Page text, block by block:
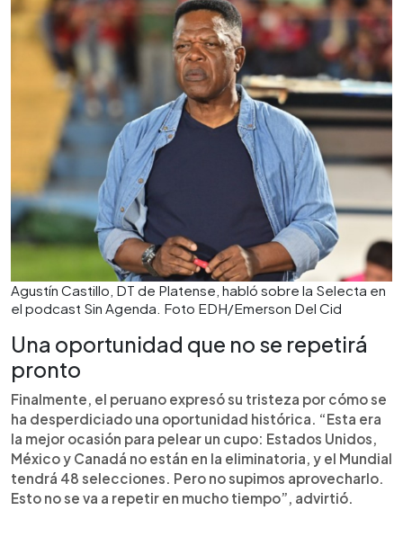
Agustín Castillo, DT de Platense, habló sobre la Selecta en
el podcast Sin Agenda. Foto EDH/Emerson Del Cid
Una oportunidad que no se repetirá
pronto
Finalmente, el peruano expresó su tristeza por cómo se
ha desperdiciado una oportunidad histórica. “Esta era
la mejor ocasión para pelear un cupo: Estados Unidos,
México y Canadá no están en la eliminatoria, y el Mundial
tendrá 48 selecciones. Pero no supimos aprovecharlo.
Esto no se va a repetir en mucho tiempo”, advirtió.